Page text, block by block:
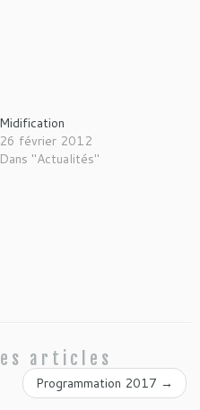
Midification
26 février 2012
Dans "Actualités"
articles
Programmation 2017 →